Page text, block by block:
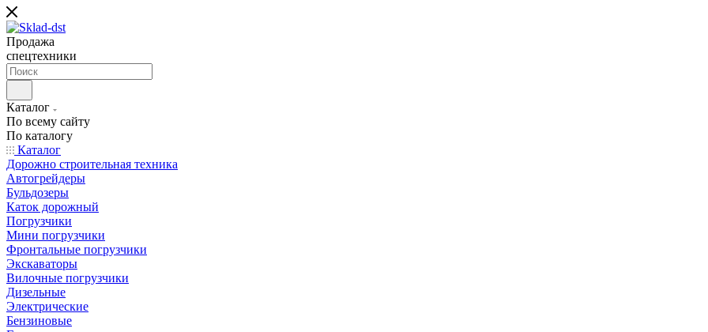
Продажа
спецтехники
Каталог
По всему сайту
По каталогу
Каталог
Дорожно строительная техника
Автогрейдеры
Бульдозеры
Каток дорожный
Погрузчики
Мини погрузчики
Фронтальные погрузчики
Экскаваторы
Вилочные погрузчики
Дизельные
Электрические
Бензиновые